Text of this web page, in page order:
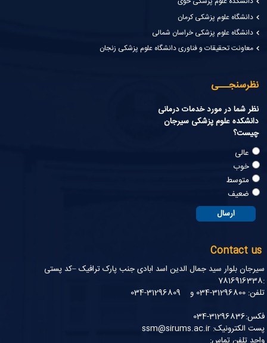
دانشگاه علوم پزشکی کرمان
دانشگاه علوم پزشکی خراسان شمالی
معاونت تحقیقات و فناوری دانشگاه علوم پزشکی زنجان
نظرسنجـــی
نظر شما در مورد خدمات درمانی
دانشکده علوم پزشکی سیرجان
چیست؟
عالی
خوب
متوسط
ضعیف
Contact us
سیرجان بلوار سید جمال الدین اسد ابادی جنب پارک ترافیک –کد پستی
:7816916338
تلفن: 31296800-034 و 31296809-034
فکس:31296836-034
پست الکترونیک: ssm@sirums.ac.ir